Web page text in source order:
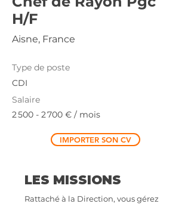
H/F
Aisne, France
Type de poste
CDI
Salaire
2 500 - 2 700 € / mois
IMPORTER SON CV
LES MISSIONS
Rattaché à la Direction, vous gérez